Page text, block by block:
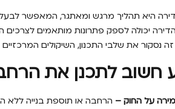
היא תהליך מרגש ומאתגר, המאפשר לבעלי
יכולה לספק פתרונות מותאמים לצרכים
נסקור את שלבי התכנון, השיקולים
חשוב לתכנן את
על החוק – הרחבה או תוספת בנייה ללא